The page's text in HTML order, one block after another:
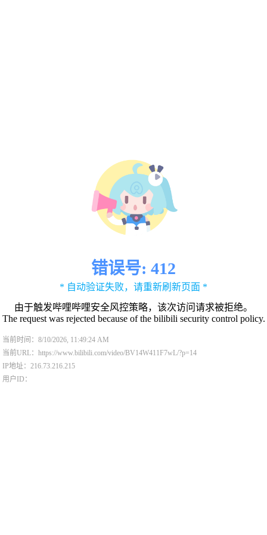
错误号: 412
* 自动验证失败，请重新刷新页面 *
由于触发哔哩哔哩安全风控策略，该次访问请求被拒绝。
The request was rejected because of the bilibili security control policy.
当前时间：8/10/2026, 11:49:24 AM
当前URL：https://www.bilibili.com/video/BV14W411F7wL/?p=14
IP地址：216.73.216.215
用户ID：